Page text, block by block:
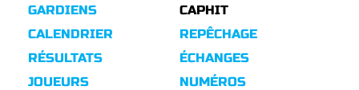
GARDIENS
CALENDRIER
RÉSULTATS
CAPHIT
REPÊCHAGE
ÉCHANGES
JOUEURS
NUMÉROS